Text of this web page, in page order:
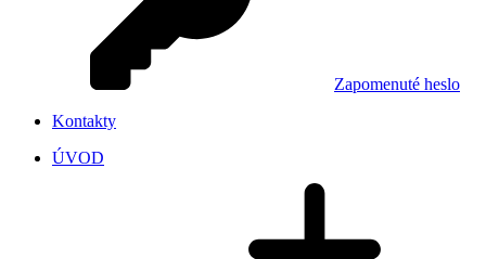
Zapomenuté heslo
Kontakty
ÚVOD